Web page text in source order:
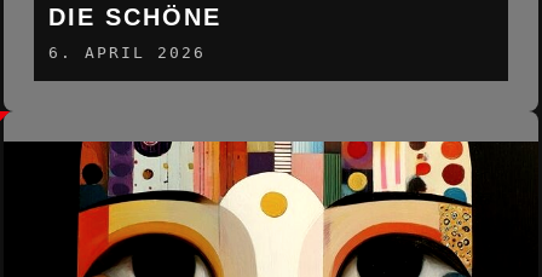
DIE SCHÖNE
6. APRIL 2026